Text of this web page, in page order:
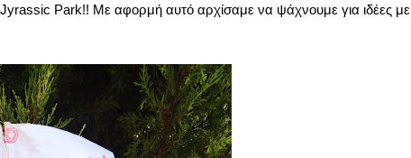
Jyrassic Park!! Με αφορμή αυτό αρχίσαμε να ψάχνουμε για ιδέες με